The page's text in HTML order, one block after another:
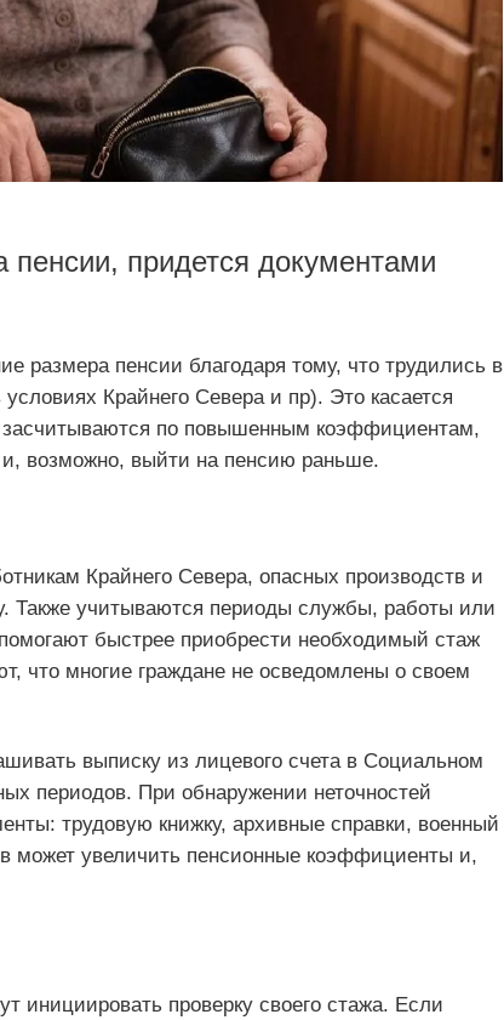
придется документами
размера пенсии благодаря тому, что трудились в
Крайнего Севера и пр). Это касается
засчитываются по повышенным коэффициентам,
возможно, выйти на пенсию раньше.
Крайнего Севера, опасных производств и
Также учитываются периоды службы, работы или
быстрее приобрести необходимый стаж
что многие граждане не осведомлены о своем
выписку из лицевого счета в Социальном
периодов. При обнаружении неточностей
трудовую книжку, архивные справки, военный
может увеличить пенсионные коэффициенты и,
инициировать проверку своего стажа. Если